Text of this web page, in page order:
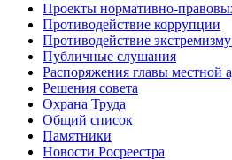
Проекты нормативно-
Противодействие коррупции
Противодействие
Публичные слушания
Распоряжения главы местной
Решения совета
Охрана Труда
Общий список
Памятники
Новости Росреестра